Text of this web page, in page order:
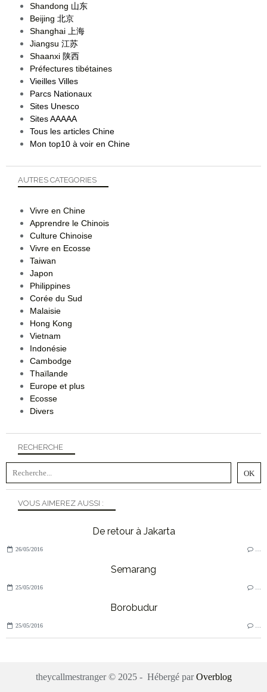
RECHERCHE
VOUS AIMEREZ AUSSI :
De retour à Jakarta
26/05/2016
Semarang
25/05/2016
Borobudur
25/05/2016
Shandong 山东
Beijing 北京
Shanghai 上海
Jiangsu 江苏
Shaanxi 陕西
Préfectures tibétaines
Vieilles Villes
Parcs Nationaux
Sites Unesco
Sites AAAAA
Tous les articles Chine
Mon top10 à voir en Chine
AUTRES CATEGORIES
Vivre en Chine
Apprendre le Chinois
Culture Chinoise
Vivre en Ecosse
Taiwan
Japon
Philippines
Corée du Sud
Malaisie
Hong Kong
Vietnam
Indonésie
Cambodge
Thaïlande
Europe et plus
Ecosse
Divers
theycallmestranger © 2025 - Hébergé parOverblog